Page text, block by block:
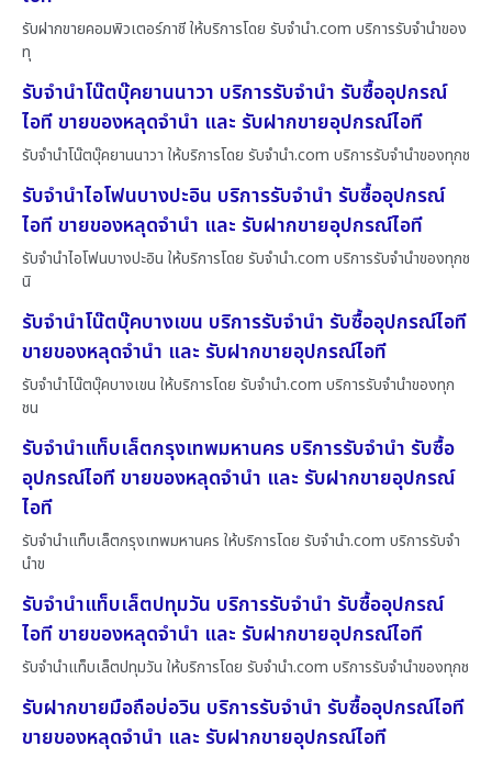
รับฝากขายคอมพิวเตอร์ภาชี ให้บริการโดย รับจํานํา.com บริการรับจำนำของ
ทุ
รับจำนำโน๊ตบุ๊คยานนาวา บริการรับจำนำ รับซื้ออุปกรณ์
ไอที ขายของหลุดจำนำ และ รับฝากขายอุปกรณ์ไอที
รับจำนำโน๊ตบุ๊คยานนาวา ให้บริการโดย รับจํานํา.com บริการรับจำนำของทุกช
รับจำนำไอโฟนบางปะอิน บริการรับจำนำ รับซื้ออุปกรณ์
ไอที ขายของหลุดจำนำ และ รับฝากขายอุปกรณ์ไอที
รับจำนำไอโฟนบางปะอิน ให้บริการโดย รับจํานํา.com บริการรับจำนำของทุกช
นิ
รับจำนำโน๊ตบุ๊คบางเขน บริการรับจำนำ รับซื้ออุปกรณ์ไอที
ขายของหลุดจำนำ และ รับฝากขายอุปกรณ์ไอที
รับจำนำโน๊ตบุ๊คบางเขน ให้บริการโดย รับจํานํา.com บริการรับจำนำของทุก
ชน
รับจำนำแท็บเล็ตกรุงเทพมหานคร บริการรับจำนำ รับซื้อ
อุปกรณ์ไอที ขายของหลุดจำนำ และ รับฝากขายอุปกรณ์
ไอที
รับจำนำแท็บเล็ตกรุงเทพมหานคร ให้บริการโดย รับจํานํา.com บริการรับจำ
นำข
รับจำนำแท็บเล็ตปทุมวัน บริการรับจำนำ รับซื้ออุปกรณ์
ไอที ขายของหลุดจำนำ และ รับฝากขายอุปกรณ์ไอที
รับจำนำแท็บเล็ตปทุมวัน ให้บริการโดย รับจํานํา.com บริการรับจำนำของทุกช
รับฝากขายมือถือบ่อวิน บริการรับจำนำ รับซื้ออุปกรณ์ไอที
ขายของหลุดจำนำ และ รับฝากขายอุปกรณ์ไอที